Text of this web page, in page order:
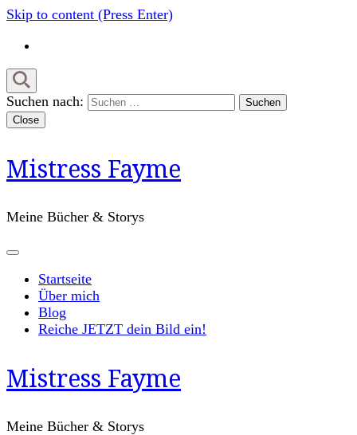
Skip to content (Press Enter)
Suchen nach:
Close
Mistress Fayme
Meine Bücher & Storys
Startseite
Über mich
Blog
Reiche JETZT dein Bild ein!
Mistress Fayme
Meine Bücher & Storys